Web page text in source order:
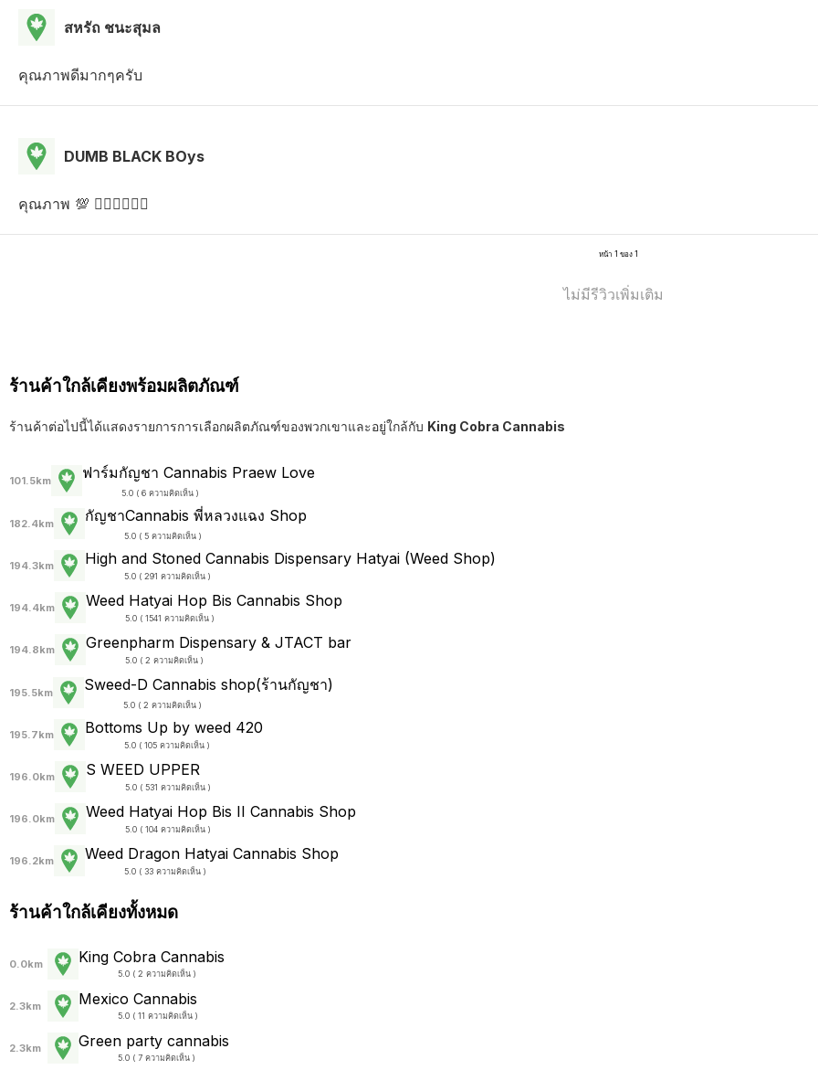
สหรัถ ชนะสุมล
คุณภาพดีมากๆครับ
DUMB BLACK BOys
คุณภาพ 💯 👍🏼👍🏼👍🏼
หน้า 1 ของ 1
ไม่มีรีวิวเพิ่มเติม
ร้านค้าใกล้เคียงพร้อมผลิตภัณฑ์
ร้านค้าต่อไปนี้ได้แสดงรายการการเลือกผลิตภัณฑ์ของพวกเขาและอยู่ใกล้กับ King Cobra Cannabis
101.5km ฟาร์มกัญชา Cannabis Praew Love
5.0 ( 6 ความคิดเห็น )
182.4km กัญชาCannabis พี่หลวงแฉง Shop
5.0 ( 5 ความคิดเห็น )
194.3km High and Stoned Cannabis Dispensary Hatyai (Weed Shop)
5.0 ( 291 ความคิดเห็น )
194.4km Weed Hatyai Hop Bis Cannabis Shop
5.0 ( 1541 ความคิดเห็น )
194.8km Greenpharm Dispensary & JTACT bar
5.0 ( 2 ความคิดเห็น )
195.5km Sweed-D Cannabis shop(ร้านกัญชา)
5.0 ( 2 ความคิดเห็น )
195.7km Bottoms Up by weed 420
5.0 ( 105 ความคิดเห็น )
196.0km S WEED UPPER
5.0 ( 531 ความคิดเห็น )
196.0km Weed Hatyai Hop Bis II Cannabis Shop
5.0 ( 104 ความคิดเห็น )
196.2km Weed Dragon Hatyai Cannabis Shop
5.0 ( 33 ความคิดเห็น )
ร้านค้าใกล้เคียงทั้งหมด
0.0km King Cobra Cannabis
5.0 ( 2 ความคิดเห็น )
2.3km Mexico Cannabis
5.0 ( 11 ความคิดเห็น )
2.3km Green party cannabis
5.0 ( 7 ความคิดเห็น )